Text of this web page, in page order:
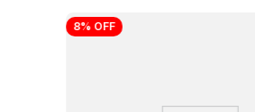
8% OFF